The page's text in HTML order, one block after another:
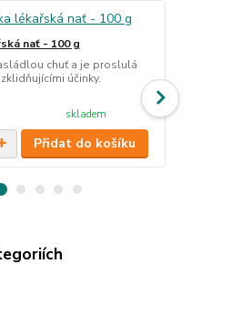
nať - 100 g
chuť a je proslulá
účinky.
skladem
Přidat do košíku
99 Kč